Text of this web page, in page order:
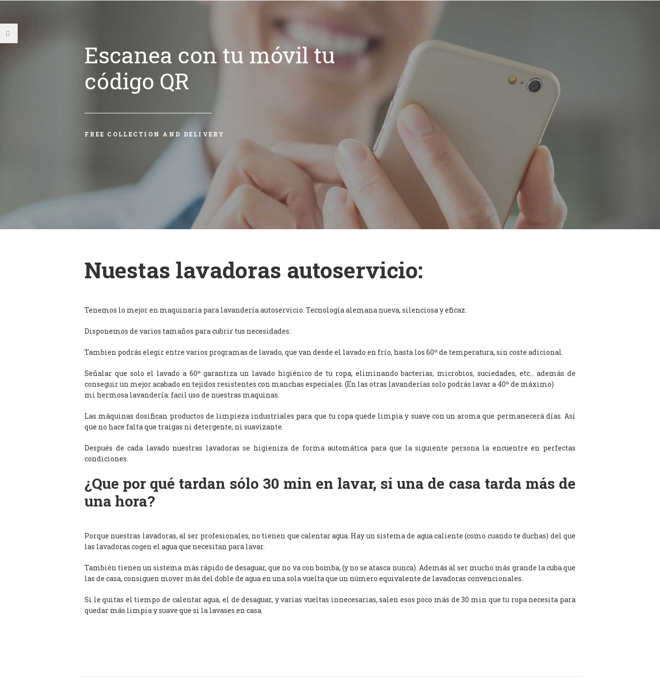
Escanea con tu móvil tu
código QR
FREE COLLECTION AND DELIVERY
Nuestas lavadoras autoservicio:
Tenemos lo mejor en maquinaria para lavandería autoservicio. Tecnología alemana nueva, silenciosa y eficaz.
Disponemos de varios tamaños para cubrir tus necesidades:
Tambien podrás elegir entre varios programas de lavado, que van desde el lavado en frío, hasta los 60º de temperatura, sin coste adicional.
Señalar que solo el lavado a 60º garantiza un lavado higiénico de tu ropa, eliminando bacterias, microbios, suciedades, etc… además de
conseguir un mejor acabado en tejidos resistentes con manchas especiales. (En las otras lavanderías solo podrás lavar a 40º de máximo)
mi hermosa lavandería: facil uso de nuestras maquinas.
Las máquinas dosifican productos de limpieza industriales para que tu ropa quede limpia y suave con un aroma que permanecerá días. Así
que no hace falta que traigas ni detergente, ni suavizante.
Después de cada lavado nuestras lavadoras se higieniza de forma automática para que la siguiente persona la encuentre en perfectas
condiciones.
¿Que por qué tardan sólo 30 min en lavar, si una de casa tarda más de
una hora?
Porque nuestras lavadoras, al ser profesionales, no tienen que calentar agua. Hay un sistema de agua caliente (como cuando te duchas) del que
las lavadoras cogen el agua que necesitan para lavar.
También tienen un sistema más rápido de desaguar, que no va con bomba, (y no se atasca nunca). Además al ser mucho más grande la cuba que
las de casa, consiguen mover más del doble de agua en una sola vuelta que un número equivalente de lavadoras convencionales.
Si le quitas el tiempo de calentar agua, el de desaguar, y varias vueltas innecesarias, salen esos poco más de 30 min que tu ropa necesita para
quedar más limpia y suave que si la lavases en casa.